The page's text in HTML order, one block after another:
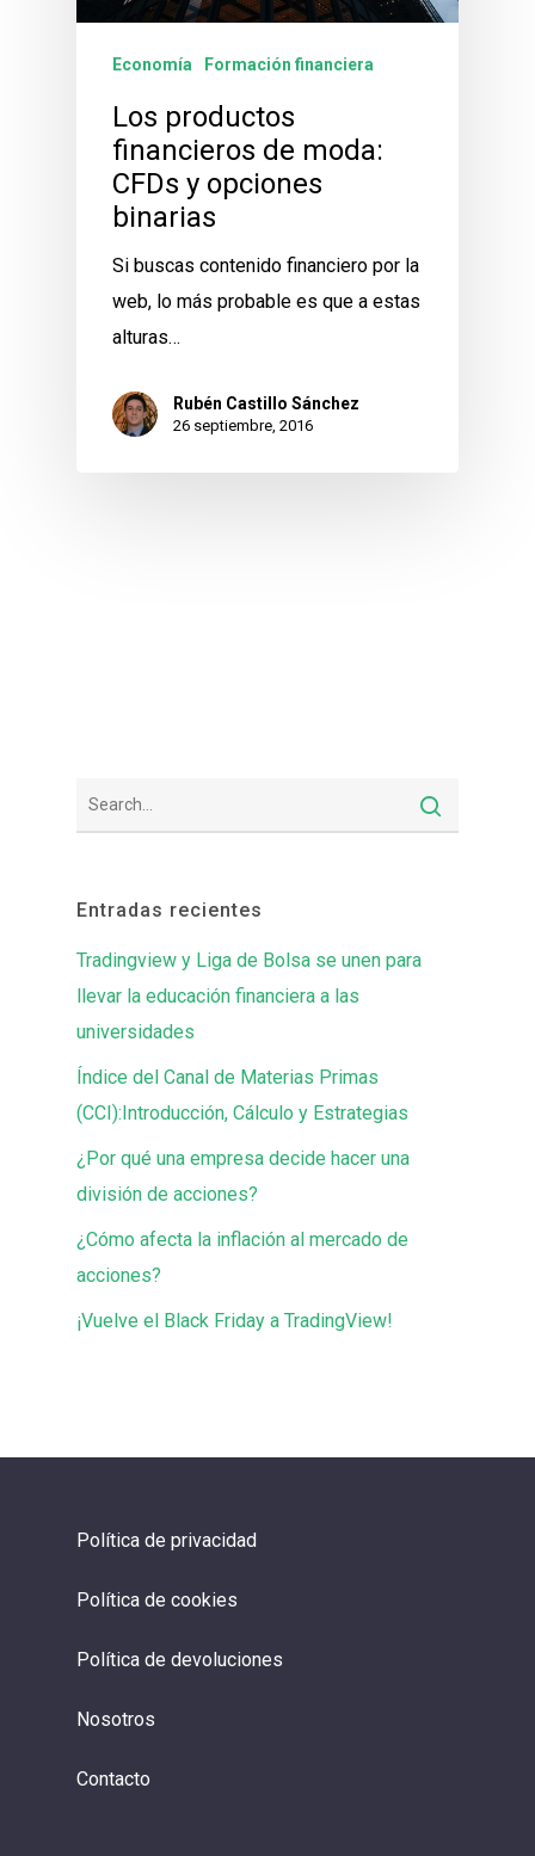
Economía Formación financiera
Los productos
financieros de moda:
CFDs y opciones
binarias
Si buscas contenido financiero por la
web, lo más probable es que a estas
alturas…
Rubén Castillo Sánchez
26 septiembre, 2016
Entradas recientes
Tradingview y Liga de Bolsa se unen para
llevar la educación financiera a las
universidades
Índice del Canal de Materias Primas
(CCI):Introducción, Cálculo y Estrategias
¿Por qué una empresa decide hacer una
división de acciones?
¿Cómo afecta la inflación al mercado de
acciones?
¡Vuelve el Black Friday a TradingView!
Política de privacidad
Política de cookies
Política de devoluciones
Nosotros
Contacto